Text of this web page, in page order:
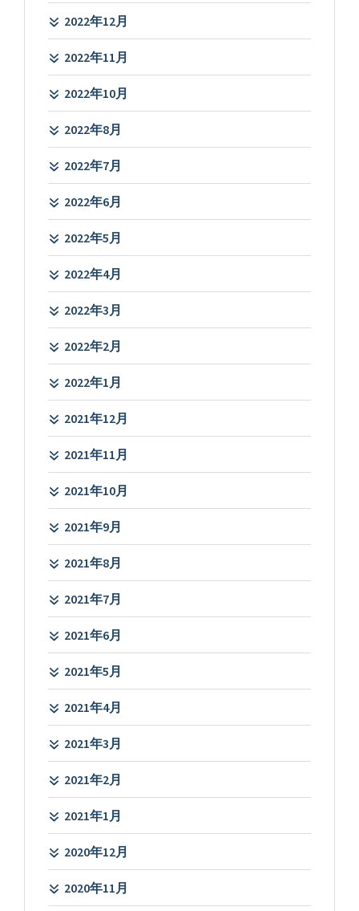
2022年12月
2022年11月
2022年10月
2022年8月
2022年7月
2022年6月
2022年5月
2022年4月
2022年3月
2022年2月
2022年1月
2021年12月
2021年11月
2021年10月
2021年9月
2021年8月
2021年7月
2021年6月
2021年5月
2021年4月
2021年3月
2021年2月
2021年1月
2020年12月
2020年11月